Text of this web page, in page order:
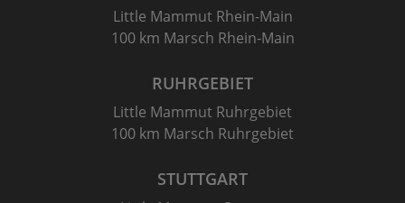
Little Mammut Rhein-Main
100 km Marsch Rhein-Main
RUHRGEBIET
Little Mammut Ruhrgebiet
100 km Marsch Ruhrgebiet
STUTTGART